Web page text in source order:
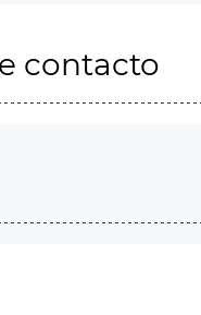
contacto